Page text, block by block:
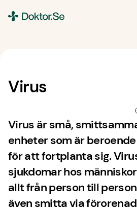
Virus
Virus är små,
enheter som är
för att fortplanta sig.
sjukdomar hos
allt från person till
även smitta via